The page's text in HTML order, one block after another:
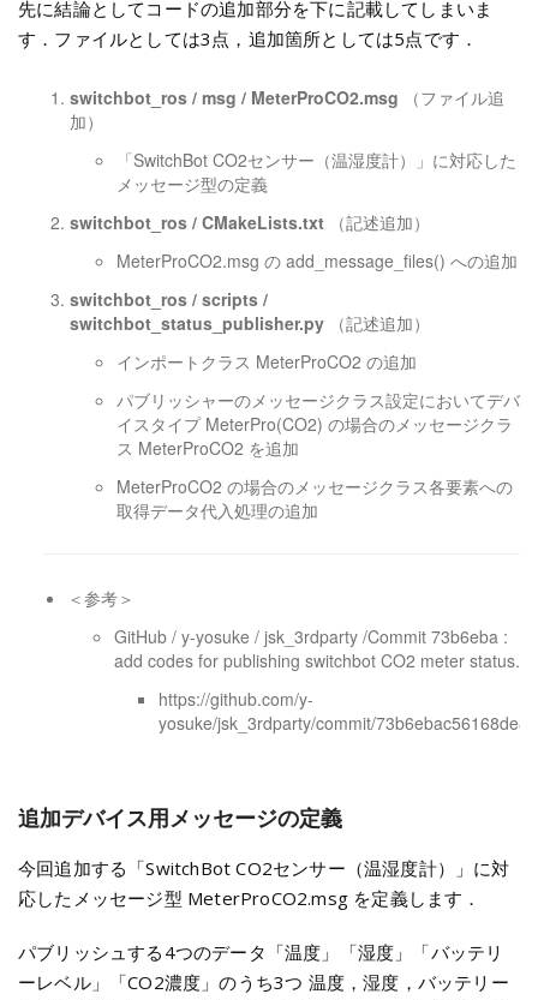
先に結論としてコードの追加部分を下に記載してしまいま
す．ファイルとしては3点，追加箇所としては5点です．
switchbot_ros / msg / MeterProCO2.msg （ファイル追
加）
「SwitchBot CO2センサー（温湿度計）」に対応した
メッセージ型の定義
switchbot_ros / CMakeLists.txt（記述追加）
MeterProCO2.msg の add_message_files() への追加
switchbot_ros / scripts /
switchbot_status_publisher.py（記述追加）
インポートクラス MeterProCO2 の追加
パブリッシャーのメッセージクラス設定においてデバ
イスタイプ MeterPro(CO2) の場合のメッセージクラ
ス MeterProCO2 を追加
MeterProCO2 の場合のメッセージクラス各要素への
取得データ代入処理の追加
＜参考＞
GitHub / y-yosuke / jsk_3rdparty /Commit 73b6eba :
add codes for publishing switchbot CO2 meter status.
https://github.com/y-
yosuke/jsk_3rdparty/commit/
追加デバイス用メッセージの定義
今回追加する「SwitchBot CO2センサー（温湿度計）」に対
応したメッセージ型 MeterProCO2.msg を定義します．
パブリッシュする4つのデータ「温度」「湿度」「バッテリ
ーレベル」「CO2濃度」のうち3つ 温度，湿度，バッテリー